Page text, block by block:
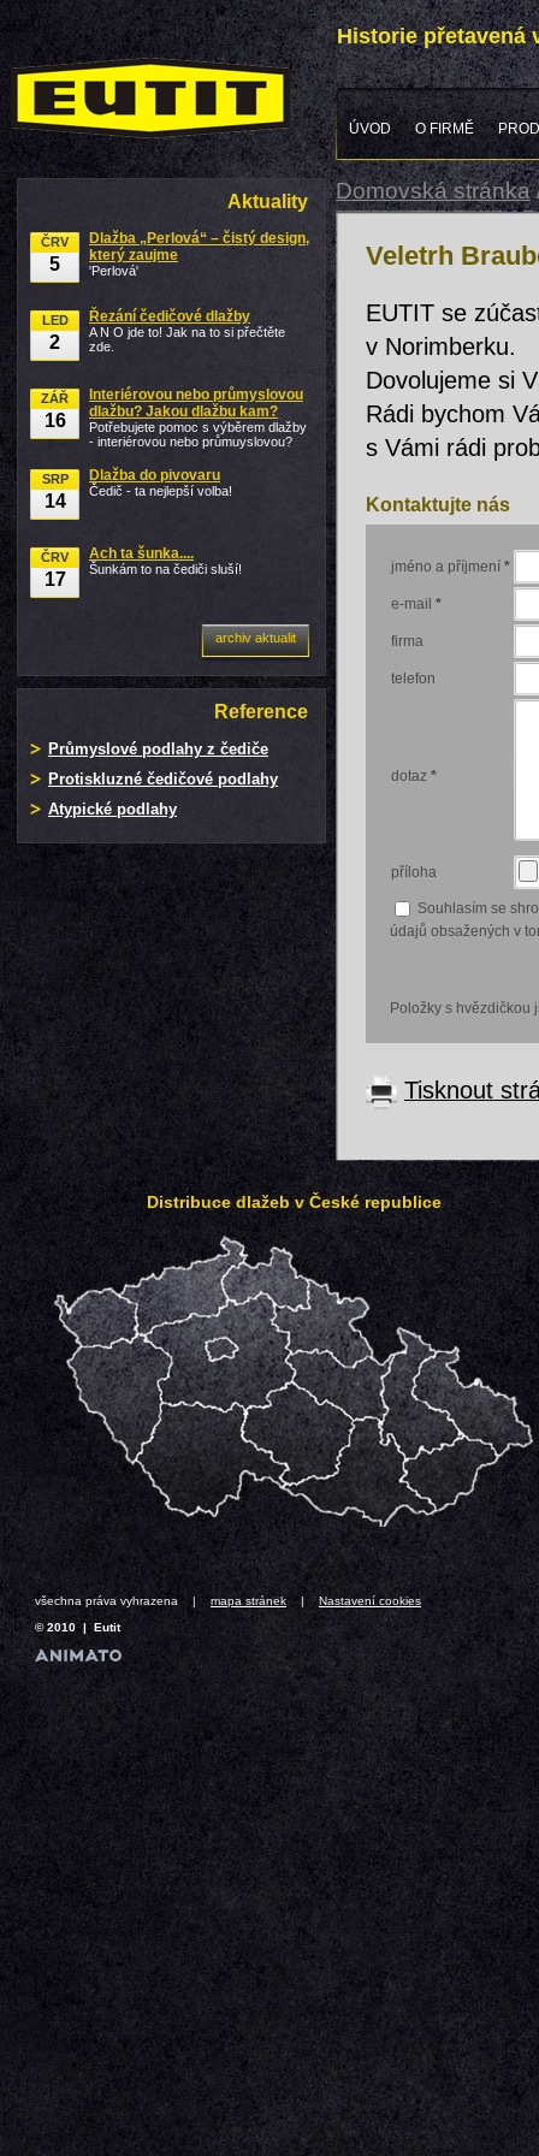
Historie přetavená
ÚVOD O FIRMĚ
Domovská stránka
Veletrh
EUTIT se
v Norimberku.
Dovolujeme si
Rádi bychom
s Vámi rádi
Kontaktujte nás
jméno a příjmení *
e-mail *
firma
telefon
dotaz *
příloha
Souhlasím se
údajů obsažených v
Položky s hvězdičkou
Tisknout
Aktuality
ČRV
5
Dlažba „Perlová“ – čistý design,
který zaujme
'Perlová'
LED
2
Řezání čedičové dlažby
A N O jde to! Jak na to si přečtěte
zde.
ZÁŘ
16
Interiérovou nebo průmyslovou
dlažbu? Jakou dlažbu kam?
Potřebujete pomoc s výběrem dlažby
- interiérovou nebo průmuyslovou?
SRP
14
Dlažba do pivovaru
Čedič - ta nejlepší volba!
ČRV
17
Ach ta šunka....
Šunkám to na čediči sluší!
archiv aktualit
Reference
Průmyslové podlahy z čediče
Protiskluzné čedičové podlahy
Atypické podlahy
Distribuce dlažeb v České republice
všechna práva vyhrazena | mapa stránek| Nastavení cookies
© 2010 | Eutit